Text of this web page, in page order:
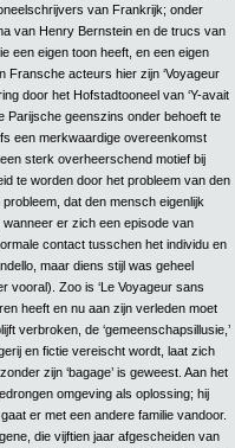
van Frankrijk; onder
van Henry Bernstein en de trucs van
een eigen toon heeft, en een eigen
Fransche acteurs hier zijn ‘Voyageur
door het Hofstadtooneel van ‘Y-avait
Parijsche geenszins onder behoeft te
een merkwaardige overeenkomst
sterk overheerschend motief bij
te worden door het probleem van den
probleem, dat den mensch eigenlijk
er zich een episode van
contact tusschen het individu en
maar diens stijl was geheel
vooral). Zoo is ‘Le Voyageur sans
heeft en nu aan zijn verleden moet
verbroken, de ‘gemeenschapsillusie,’
en fictie vereischt wordt, laat zich
zijn ‘bagage’ is geweest. Aan het
omgeving als oplossing; hij
er met een andere familie vandoor.
die vijftien jaar afgescheiden van